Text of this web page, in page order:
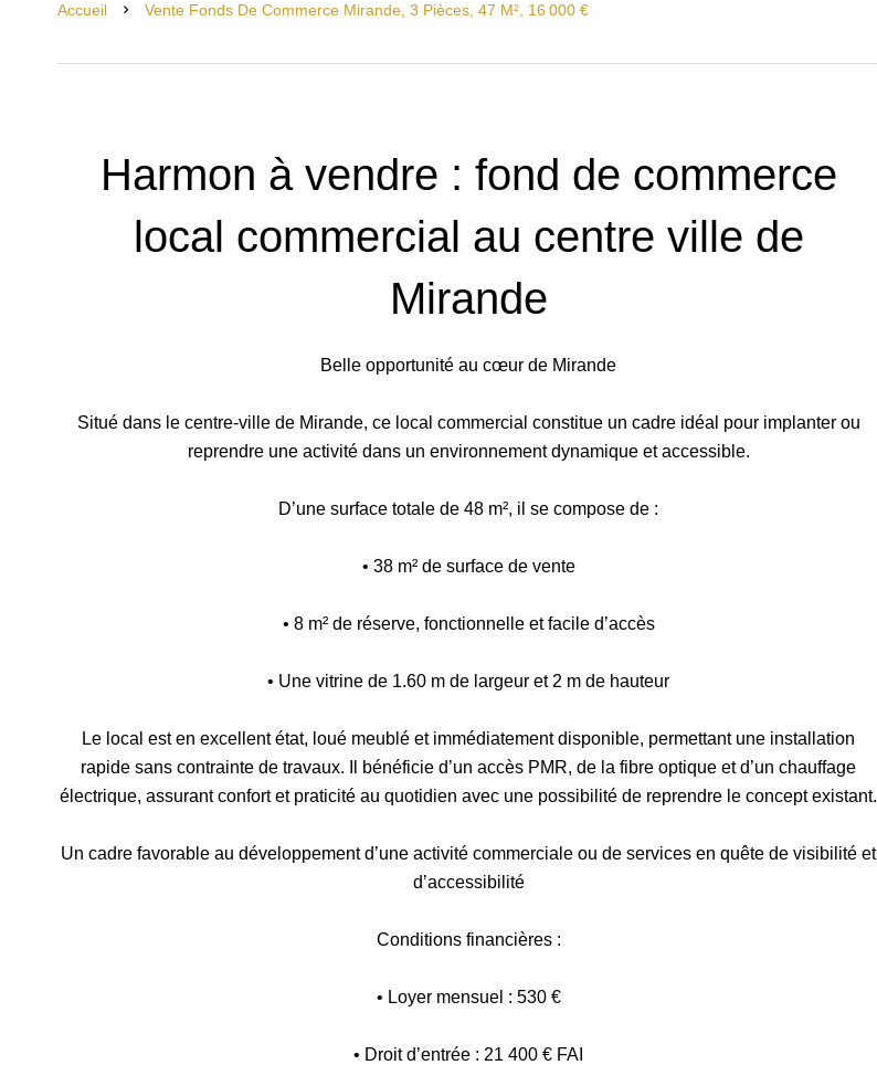
Accueil Vente Fonds De Commerce Mirande, 3 Pièces, 47 M², 16 000 €
Harmon à vendre : fond de commerce
local commercial au centre ville de
Mirande
Belle opportunité au cœur de Mirande
Situé dans le centre-ville de Mirande, ce local commercial constitue un cadre idéal pour implanter ou
reprendre une activité dans un environnement dynamique et accessible.
D’une surface totale de 48 m², il se compose de :
• 38 m² de surface de vente
• 8 m² de réserve, fonctionnelle et facile d’accès
• Une vitrine de 1.60 m de largeur et 2 m de hauteur
Le local est en excellent état, loué meublé et immédiatement disponible, permettant une installation
rapide sans contrainte de travaux. Il bénéficie d’un accès PMR, de la fibre optique et d’un chauffage
électrique, assurant confort et praticité au quotidien avec une possibilité de reprendre le concept existant.
Un cadre favorable au développement d’une activité commerciale ou de services en quête de visibilité et
d’accessibilité
Conditions financières :
• Loyer mensuel : 530 €
• Droit d’entrée : 21 400 € FAI